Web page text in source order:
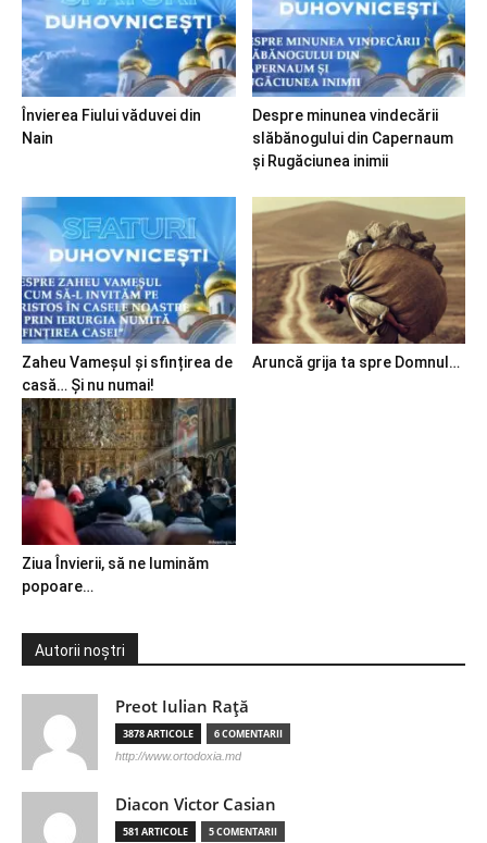
Învierea Fiului văduvei din
Nain
Despre minunea vindecării
slăbănogului din Capernaum
și Rugăciunea inimii
Zaheu Vameșul și sfințirea de
casă… Și nu numai!
Aruncă grija ta spre Domnul…
Ziua Învierii, să ne luminăm
popoare…
Autorii noștri
Preot Iulian Raţă
3878 ARTICOLE 6 COMENTARII
http://www.ortodoxia.md
Diacon Victor Casian
581 ARTICOLE 5 COMENTARII